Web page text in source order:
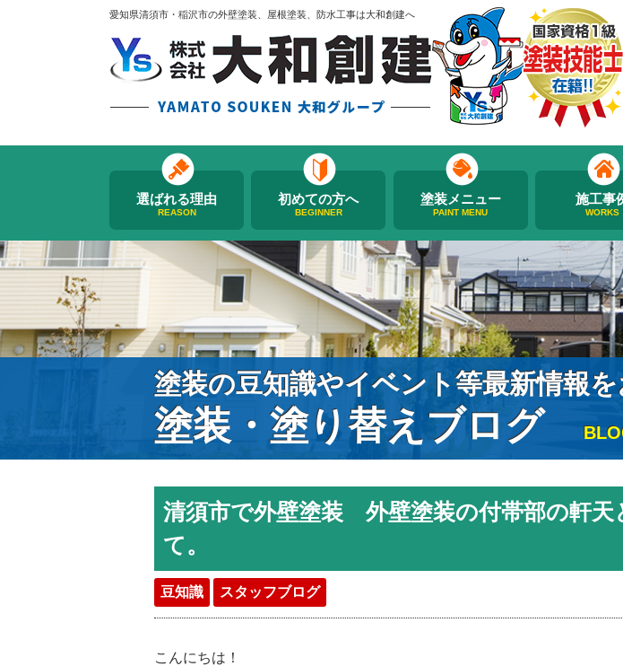
愛知県清須市・稲沢市の外壁塗装、屋根塗装、防水工事は大和創建へ
選ばれる理由
REASON
初めての方へ
BEGINNER
塗装メニュー
PAINT MENU
施工事
WORKS
塗装の豆知識やイベント等最新情報
塗装・塗り替えブログ
清須市で外壁塗装 外壁塗装の付帯部の軒
て。
豆知識 スタッフブログ
こんにちは！